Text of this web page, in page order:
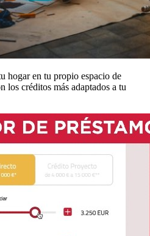
hogar en tu propio espacio de
los créditos más adaptados a tu